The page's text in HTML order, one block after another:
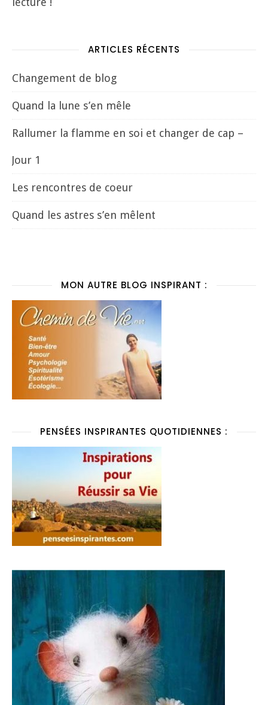
ARTICLES RÉCENTS
Changement de blog
Quand la lune s’en mêle
Rallumer la flamme en soi et changer de cap –
Jour 1
Les rencontres de coeur
Quand les astres s’en mêlent
MON AUTRE BLOG INSPIRANT :
PENSÉES INSPIRANTES QUOTIDIENNES :